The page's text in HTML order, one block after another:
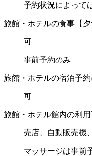
予約状況によって
旅館・ホテルの食事【夕
可
事前予約のみ
旅館・ホテルの宿泊予約
可
旅館・ホテル館内の利
売店、自動販売機
マッサージは事前